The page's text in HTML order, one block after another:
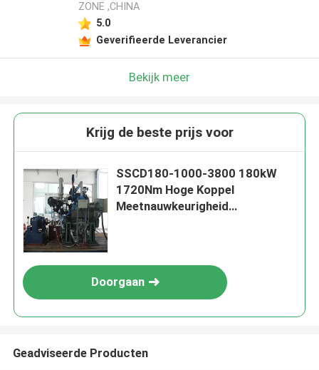
ZONE ,CHINA
5.0
Geverifieerde Leverancier
Bekijk meer
Krijg de beste prijs voor
SSCD180-1000-3800 180kW
1720Nm Hoge Koppel
Meetnauwkeurigheid
Doorgaan
Geadviseerde Producten